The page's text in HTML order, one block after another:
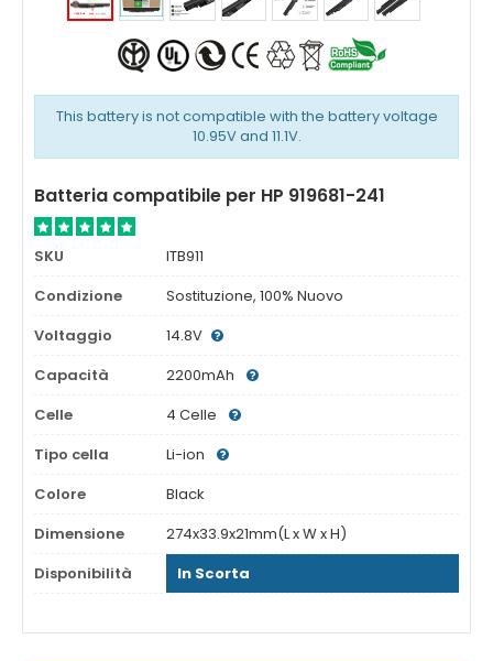
This battery is not compatible with the battery voltage
10.95V and 11.1V.
Batteria compatibile per HP 919681-241
SKU
ITB911
Condizione
Sostituzione, 100% Nuovo
Voltaggio
14.8V
Capacità
2200mAh
Celle
4 Celle
Tipo cella
Li-ion
Colore
Black
Dimensione
274x33.9x21mm(L x W x H)
Disponibilità
In Scorta